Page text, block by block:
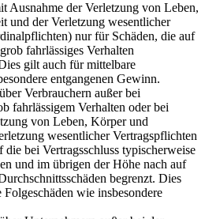
Ausnahme der Verletzung von Leben,
und der Verletzung wesentlicher
nur für Schäden, die auf
fahrlässiges Verhalten
gilt auch für mittelbare
entgangenen Gewinn.
Verbrauchern außer bei
fahrlässigem Verhalten oder bei
von Leben, Körper und
wesentlicher Vertragspflichten
bei Vertragsschluss typischerweise
und im übrigen der Höhe nach auf
begrenzt. Dies
wie insbesondere